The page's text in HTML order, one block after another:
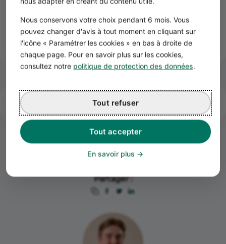
Nous conservons votre choix pendant 6 mois. Vous
pouvez changer d'avis à tout moment en cliquant sur
l'icône « Paramétrer les cookies » en bas à droite de
chaque page. Pour en savoir plus sur les cookies,
consultez notre politique de protection des données.
Tout accepter
Tout refuser
En savoir plus
conditionnée à l'existence d'un contrat de ville pour ceux
qui créent une activité à compter du 1er janvier 2016.
Sources
Sources juridique :
Article 44 octies du Code général des impôts
Article 44 octies A du Code général des impôts
BOI-BIC-CHAMP-80-10-30-20180704
Résumer avec ChatGPT
Partager :